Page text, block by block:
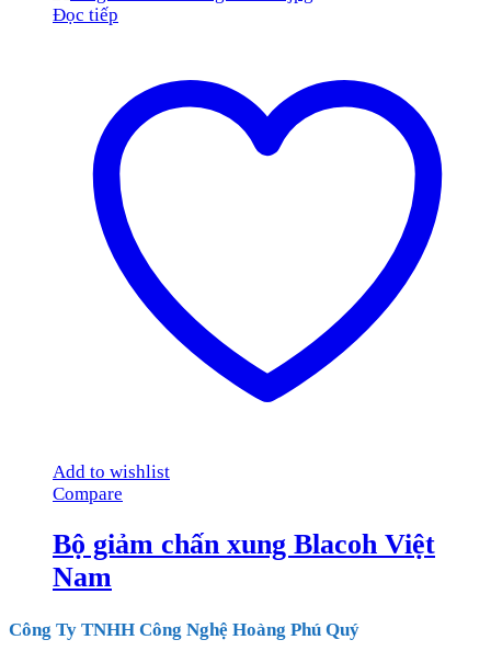
Đọc tiếp
Add to wishlist
Compare
Bộ giảm chấn xung Blacoh Việt
Nam
Công Ty TNHH Công Nghệ Hoàng Phú Quý